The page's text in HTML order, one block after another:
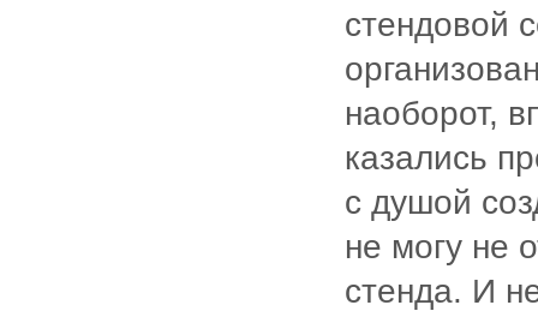
стендовой
наоборот,
казались
с душой
не могу не
стенда. И